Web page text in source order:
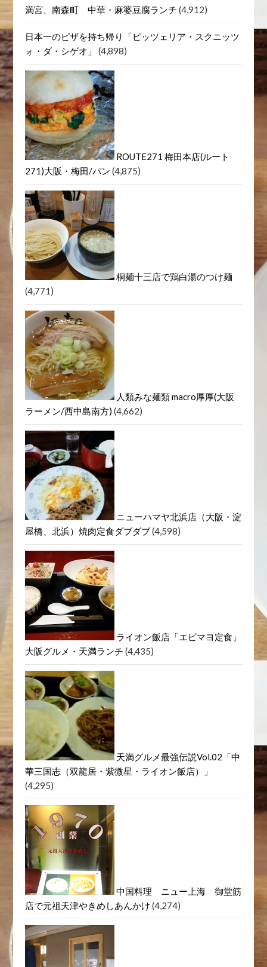
満宮、南森町 中華・麻婆豆腐ランチ (4,912)
日本一のピザを持ち帰り「ピッツェリア・スクニッツ
ォ・ダ・シゲオ」
(4,898)
ROUTE271 梅田本店(ルート
271)大阪・梅田/パン (4,875)
桐麺十三店で鶏白湯のつけ麺
(4,771)
人類みな麺類 macro厚厚(大阪
ラーメン/西中島南方) (4,662)
ニューハマヤ北浜店（大阪・淀
屋橋、北浜）焼肉定食ダブダブ(4,598)
ライオン飯店「エビマヨ定食」
大阪グルメ・天満ランチ (4,435)
天満グルメ最強伝説Vol.02「中
華三国志（双龍居・紫微星・ライオン飯店）」
(4,295)
中国料理 ニュー上海 御堂筋
店で元祖天津やきめしあんかけ (4,274)